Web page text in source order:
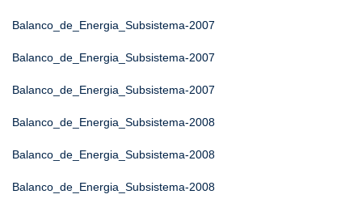
Balanco_de_Energia_Subsistema-2007
Balanco_de_Energia_Subsistema-2007
Balanco_de_Energia_Subsistema-2007
Balanco_de_Energia_Subsistema-2008
Balanco_de_Energia_Subsistema-2008
Balanco_de_Energia_Subsistema-2008